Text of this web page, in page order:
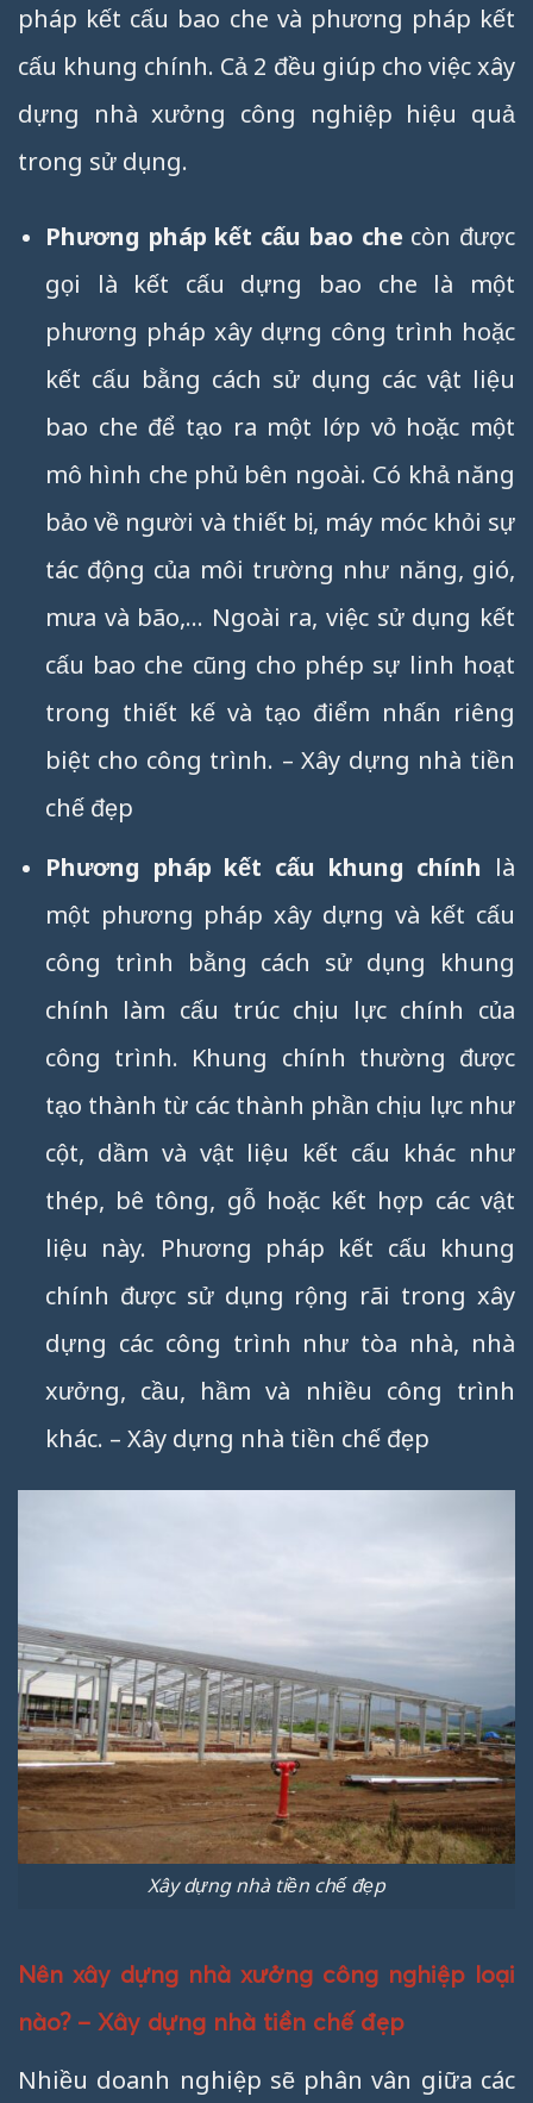
pháp kết cấu bao che và phương pháp kết
cấu khung chính. Cả 2 đều giúp cho việc xây
dựng nhà xưởng công nghiệp hiệu quả
trong sử dụng.
Phương pháp kết cấu bao che còn được
gọi là kết cấu dựng bao che là một
phương pháp xây dựng công trình hoặc
kết cấu bằng cách sử dụng các vật liệu
bao che để tạo ra một lớp vỏ hoặc một
mô hình che phủ bên ngoài. Có khả năng
bảo về người và thiết bị, máy móc khỏi sự
tác động của môi trường như năng, gió,
mưa và bão,… Ngoài ra, việc sử dụng kết
cấu bao che cũng cho phép sự linh hoạt
trong thiết kế và tạo điểm nhấn riêng
biệt cho công trình. – Xây dựng nhà tiền
chế đẹp
Phương pháp kết cấu khung chính là
một phương pháp xây dựng và kết cấu
công trình bằng cách sử dụng khung
chính làm cấu trúc chịu lực chính của
công trình. Khung chính thường được
tạo thành từ các thành phần chịu lực như
cột, dầm và vật liệu kết cấu khác như
thép, bê tông, gỗ hoặc kết hợp các vật
liệu này. Phương pháp kết cấu khung
chính được sử dụng rộng rãi trong xây
dựng các công trình như tòa nhà, nhà
xưởng, cầu, hầm và nhiều công trình
khác. – Xây dựng nhà tiền chế đẹp
Xây dựng nhà tiền chế đẹp
Nên xây dựng nhà xưởng công nghiệp loại
nào? – Xây dựng nhà tiền chế đẹp
Nhiều doanh nghiệp sẽ phân vân giữa các